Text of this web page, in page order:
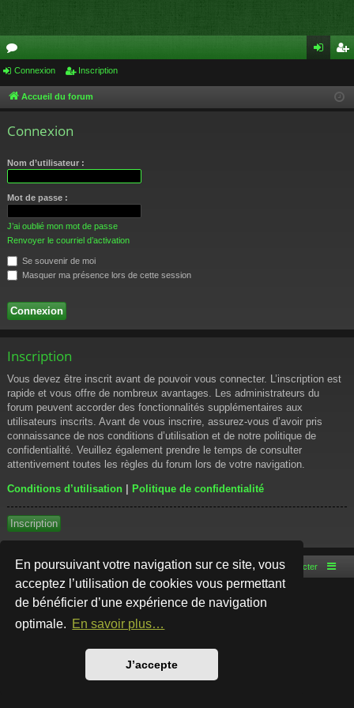
En poursuivant votre navigation sur ce site, vous
acceptez l’utilisation de cookies vous permettant
de bénéficier d’une expérience de navigation
optimale. En savoir plus…
J’accepte
or
u cri
Connexion Inscription
Accueil du forum
Connexion
Nom d’utilisateur :
Mot de passe :
J’ai oublié mon mot de passe
Renvoyer le courriel d’activation
Se souvenir de moi
Masquer ma présence lors de cette session
Inscription
Vous devez être inscrit avant de pouvoir vous connecter. L’inscription est
rapide et vous offre de nombreux avantages. Les administrateurs du
forum peuvent accorder des fonctionnalités supplémentaires aux
utilisateurs inscrits. Avant de vous inscrire, assurez-vous d’avoir pris
connaissance de nos conditions d’utilisation et de notre politique de
confidentialité. Veuillez également prendre le temps de consulter
attentivement toutes les règles du forum lors de votre navigation.
Conditions d’utilisation | Politique de confidentialité
Inscription
Accueil du forum Nous contacter
Développé parphpBB® Forum Software © phpBB Limited
Style par
Traduction française officielle